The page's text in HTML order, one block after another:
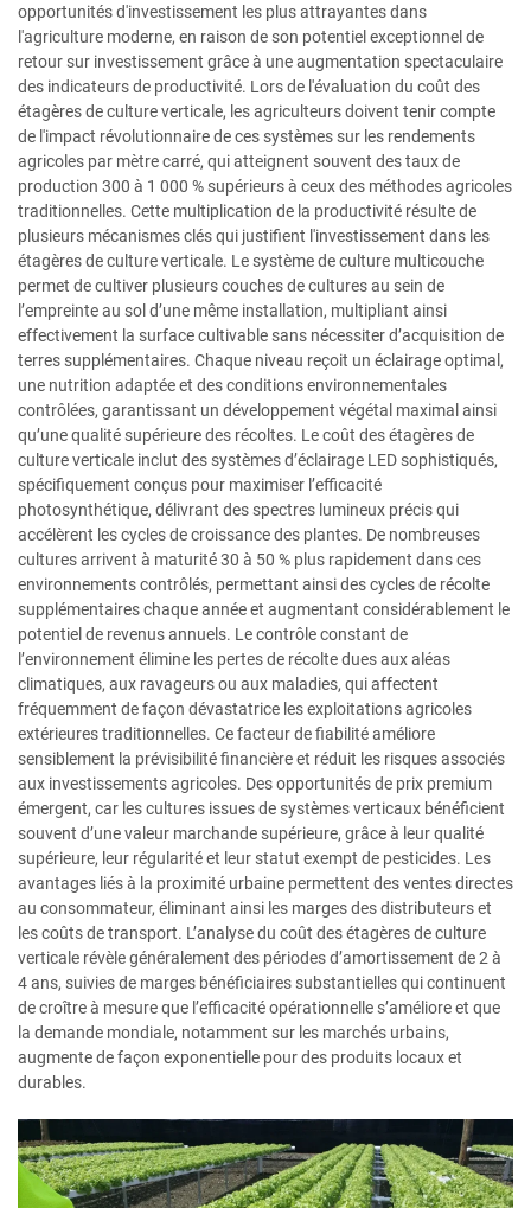
opportunités d'investissement les plus attrayantes dans
l'agriculture moderne, en raison de son potentiel exceptionnel de
retour sur investissement grâce à une augmentation spectaculaire
des indicateurs de productivité. Lors de l'évaluation du coût des
étagères de culture verticale, les agriculteurs doivent tenir compte
de l'impact révolutionnaire de ces systèmes sur les rendements
agricoles par mètre carré, qui atteignent souvent des taux de
production 300 à 1 000 % supérieurs à ceux des méthodes agricoles
traditionnelles. Cette multiplication de la productivité résulte de
plusieurs mécanismes clés qui justifient l'investissement dans les
étagères de culture verticale. Le système de culture multicouche
permet de cultiver plusieurs couches de cultures au sein de
l’empreinte au sol d’une même installation, multipliant ainsi
effectivement la surface cultivable sans nécessiter d’acquisition de
terres supplémentaires. Chaque niveau reçoit un éclairage optimal,
une nutrition adaptée et des conditions environnementales
contrôlées, garantissant un développement végétal maximal ainsi
qu’une qualité supérieure des récoltes. Le coût des étagères de
culture verticale inclut des systèmes d’éclairage LED sophistiqués,
spécifiquement conçus pour maximiser l’efficacité
photosynthétique, délivrant des spectres lumineux précis qui
accélèrent les cycles de croissance des plantes. De nombreuses
cultures arrivent à maturité 30 à 50 % plus rapidement dans ces
environnements contrôlés, permettant ainsi des cycles de récolte
supplémentaires chaque année et augmentant considérablement le
potentiel de revenus annuels. Le contrôle constant de
l’environnement élimine les pertes de récolte dues aux aléas
climatiques, aux ravageurs ou aux maladies, qui affectent
fréquemment de façon dévastatrice les exploitations agricoles
extérieures traditionnelles. Ce facteur de fiabilité améliore
sensiblement la prévisibilité financière et réduit les risques associés
aux investissements agricoles. Des opportunités de prix premium
émergent, car les cultures issues de systèmes verticaux bénéficient
souvent d’une valeur marchande supérieure, grâce à leur qualité
supérieure, leur régularité et leur statut exempt de pesticides. Les
avantages liés à la proximité urbaine permettent des ventes directes
au consommateur, éliminant ainsi les marges des distributeurs et
les coûts de transport. L’analyse du coût des étagères de culture
verticale révèle généralement des périodes d’amortissement de 2 à
4 ans, suivies de marges bénéficiaires substantielles qui continuent
de croître à mesure que l’efficacité opérationnelle s’améliore et que
la demande mondiale, notamment sur les marchés urbains,
augmente de façon exponentielle pour des produits locaux et
durables.